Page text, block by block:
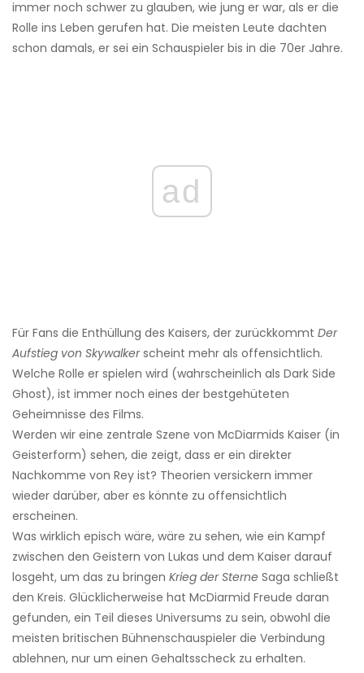
immer noch schwer zu glauben, wie jung er war, als er die
Rolle ins Leben gerufen hat. Die meisten Leute dachten
schon damals, er sei ein Schauspieler bis in die 70er Jahre.
ad
Für Fans die Enthüllung des Kaisers, der zurückkommt Der
Aufstieg von Skywalkerscheint mehr als offensichtlich.
Welche Rolle er spielen wird (wahrscheinlich als Dark Side
Ghost), ist immer noch eines der bestgehüteten
Geheimnisse des Films.
Werden wir eine zentrale Szene von McDiarmids Kaiser (in
Geisterform) sehen, die zeigt, dass er ein direkter
Nachkomme von Rey ist? Theorien versickern immer
wieder darüber, aber es könnte zu offensichtlich
erscheinen.
Was wirklich episch wäre, wäre zu sehen, wie ein Kampf
zwischen den Geistern von Lukas und dem Kaiser darauf
losgeht, um das zu bringen Krieg der Sterne Saga schließt
den Kreis. Glücklicherweise hat McDiarmid Freude daran
gefunden, ein Teil dieses Universums zu sein, obwohl die
meisten britischen Bühnenschauspieler die Verbindung
ablehnen, nur um einen Gehaltsscheck zu erhalten.